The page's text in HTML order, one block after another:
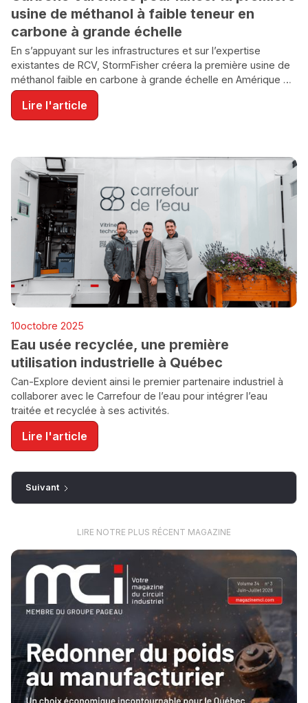
usine de méthanol à faible teneur en
carbone à grande échelle
En s’appuyant sur les infrastructures et sur l’expertise
existantes de RCV, StormFisher créera la première usine de
méthanol faible en carbone à grande échelle en Amérique du
Nord.
Lire l'article
10octobre 2025
Eau usée recyclée, une première
utilisation industrielle à Québec
Can-Explore devient ainsi le premier partenaire industriel à
collaborer avec le Carrefour de l’eau pour intégrer l’eau
traitée et recyclée à ses activités.
Lire l'article
Suivant
LIRE NOTRE PLUS RÉCENT MAGAZINE